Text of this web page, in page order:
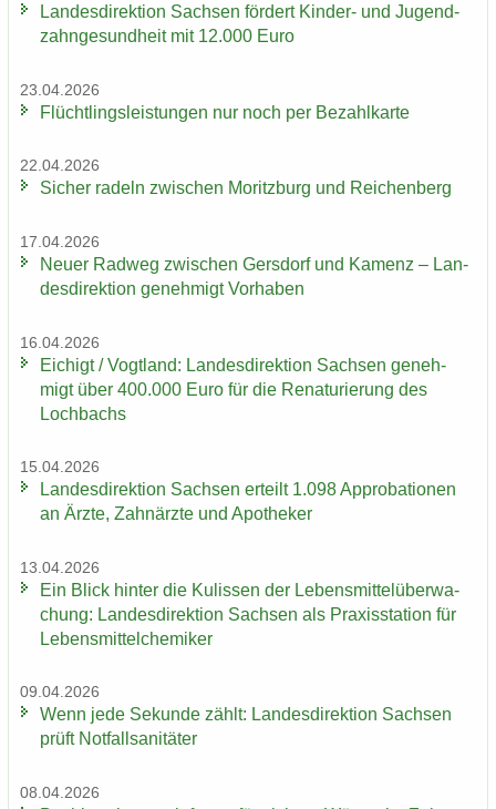
Lan­des­di­rek­ti­on Sach­sen för­dert Kinder-​ und Ju­gend­
zahn­ge­sund­heit mit 12.000 Euro
23.04.2026
Flücht­lings­leis­tun­gen nur noch per Be­zahl­kar­te
22.04.2026
Si­cher ra­deln zwi­schen Mo­ritz­burg und Rei­chen­berg
17.04.2026
Neuer Rad­weg zwi­schen Gers­dorf und Ka­menz – Lan­
des­di­rek­ti­on ge­neh­migt Vor­ha­ben
16.04.2026
Ei­chigt / Vogt­land: Lan­des­di­rek­ti­on Sach­sen ge­neh­
migt über 400.000 Euro für die Re­na­tu­rie­rung des
Loch­bachs
15.04.2026
Lan­des­di­rek­ti­on Sach­sen er­teilt 1.098 Ap­pro­ba­tio­nen
an Ärzte, Zahn­ärz­te und Apo­the­ker
13.04.2026
Ein Blick hin­ter die Ku­lis­sen der Le­bens­mit­tel­über­wa­
chung: Lan­des­di­rek­ti­on Sach­sen als Pra­xis­sta­ti­on für
Le­bens­mit­tel­che­mi­ker
09.04.2026
Wenn jede Se­kun­de zählt: Lan­des­di­rek­ti­on Sach­sen
prüft Not­fall­sa­ni­tä­ter
08.04.2026